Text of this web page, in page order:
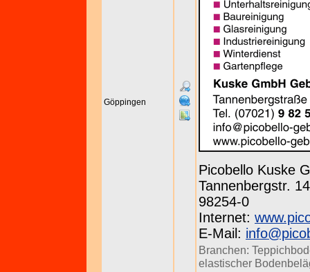
Göppingen
Picobello Kuske
Tannenbergstr.
98254-0
Internet:
E-Mail:
Branchen:
elastischer